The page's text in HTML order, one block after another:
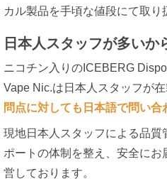
カル製品を手頃な値段にて取り
日本人スタッフが多いか
ニコチン入りのICEBERG
Vape Nic.は日本人スタッフが在
問点に対しても日本語で問い合
現地日本人スタッフによる品
ポートの体制を整え、安全に
営しております。